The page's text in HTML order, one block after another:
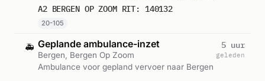
16:07.
A2 BERGEN OP ZOOM RIT: 140132
20-105
🚑 Geplande ambulance-inzet
Bergen, Bergen Op Zoom
Ambulance voor gepland vervoer naar Bergen
5 uur
geleden